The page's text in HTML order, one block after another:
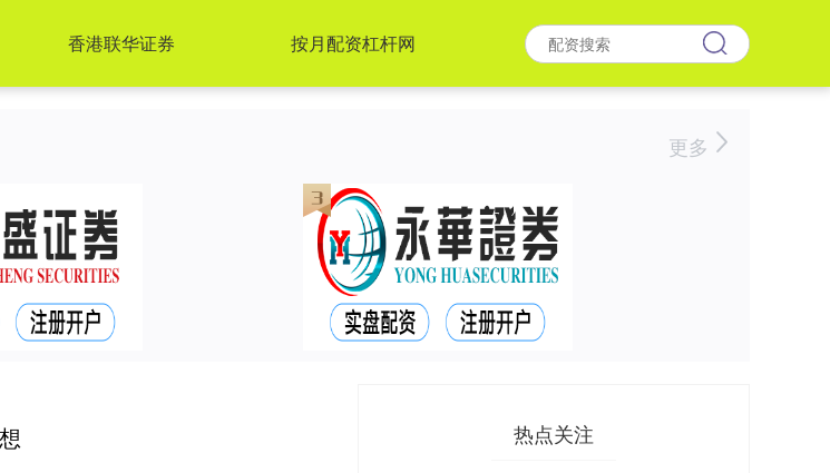
香港联华证券 按月配资杠杆网
更多
热点关注